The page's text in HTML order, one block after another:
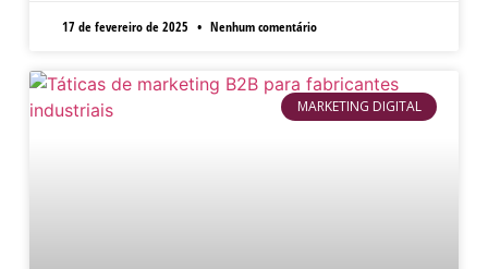
17 de fevereiro de 2025 Nenhum comentário
MARKETING DIGITAL